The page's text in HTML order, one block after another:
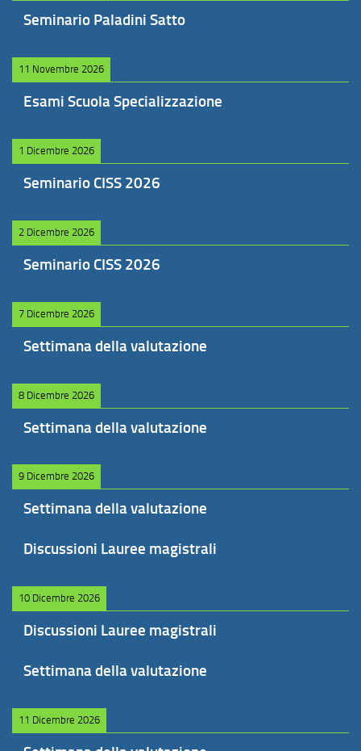
Seminario Paladini Satto
11 Novembre 2026
Esami Scuola Specializzazione
1 Dicembre 2026
Seminario CISS 2026
2 Dicembre 2026
Seminario CISS 2026
7 Dicembre 2026
Settimana della valutazione
8 Dicembre 2026
Settimana della valutazione
9 Dicembre 2026
Settimana della valutazione
Discussioni Lauree magistrali
10 Dicembre 2026
Discussioni Lauree magistrali
Settimana della valutazione
11 Dicembre 2026